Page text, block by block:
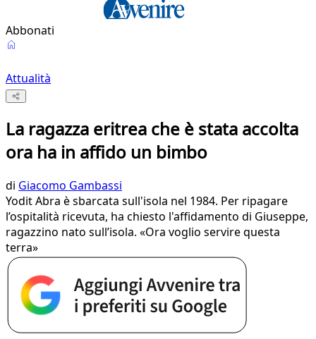
Abbonati
Attualità
La ragazza eritrea che è stata accolta
ora ha in affido un bimbo
di Giacomo Gambassi
Yodit Abra è sbarcata sull'isola nel 1984. Per ripagare
l’ospitalità ricevuta, ha chiesto l'affidamento di Giuseppe,
ragazzino nato sull’isola. «Ora voglio servire questa
terra»